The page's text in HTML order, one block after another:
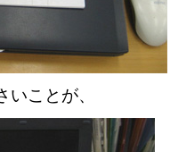
ことが、